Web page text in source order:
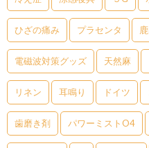
ひざの痛み プラセンタ
電磁波対策グッズ 天然麻
リネン 耳鳴り ドイツ
歯磨き剤 パワーミストO4